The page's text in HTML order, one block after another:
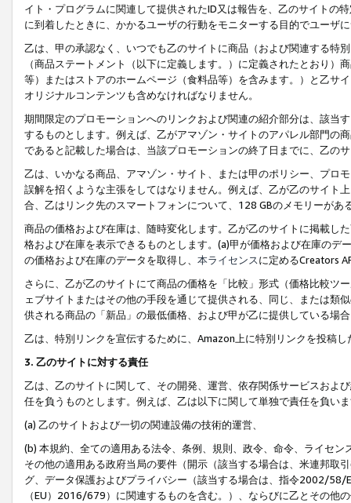
イト・プログラムに関連して提供されたID又は報告を、乙のサイトの
に到着したときに、かかるユーザの行動をモニターする目的でユーザ
乙は、甲の承認なく、いつでも乙のサイトに商品（および関連する特
（商品ステートメント（以下に定義します。）に定義されたとおり
等）またはストアのホームページ（食料品等）を含みます。）と乙サ
オリジナルコンテンツも含めなければなりません。
期間限定のプロモーションへのリンクおよび関連の紹介部分は、該当
するものとします。例えば、乙がアマゾン・サイトのアパレル部門の
であると記載した場合は、当該プロモーションの終了日までに、乙の
乙は、いかなる商品、アマゾン・サイト、または甲のポリシー、プロ
誤解を招くような主張をしてはなりません。例えば、乙が乙のサイト
合、乙はリンク先のスマートフォンについて、128 GBのメモリーがあ
商品の価格および在庫は、随時変化します。乙が乙のサイトに掲載し
格および在庫を表示できるものとします。(a)甲が価格および在庫の
の価格および在庫のデータを取得し、 本ライセンスに定めるCreators
さらに、乙が乙のサイトにて商品の価格を「比較」形式（価格比較ツ
ェブサイトまたはその他の手段を通じて提供される、同じ、または類
供される商品の「新品」の最低価格、および甲が乙に提供している場
乙は、特別リンクを宣伝するために、Amazon上に特別リンクを投稿
3. 乙のサイトに対する責任
乙は、乙のサイトに関して、その開発、運営、依存関係サービスおよ
任を負うものとします。例えば、乙は以下に関して単独で責任を負い
(a) 乙のサイトおよび一切の関連設備の技術的運営、
(b) 本規約、全ての適用ある法令、条例、規則、政令、命令、ライセ
その他の適用ある政府当局の要件（開示（該当する場合は、米連邦取
グ、データ保護およびプライバシー（該当する場合は、指令2002/58/
（EU）2016/679）に関連するものを含む。）、ならびに乙とその他